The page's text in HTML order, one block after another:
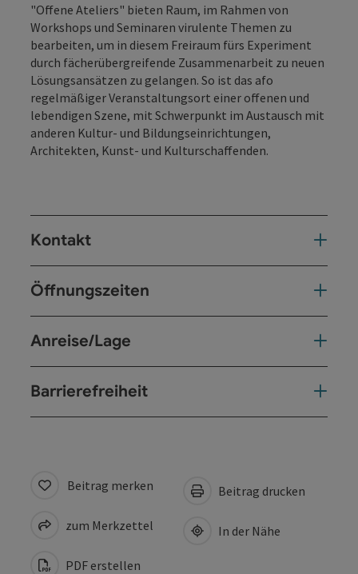
"Offene Ateliers" bieten Raum, im Rahmen von
Workshops und Seminaren virulente Themen zu
bearbeiten, um in diesem Freiraum fürs Experiment
durch fächerübergreifende Zusammenarbeit zu neuen
Lösungsansätzen zu gelangen. So ist das afo
regelmäßiger Veranstaltungsort einer offenen und
lebendigen Szene, mit Schwerpunkt im Austausch mit
anderen Kultur- und Bildungseinrichtungen,
Architekten, Kunst- und Kulturschaffenden.
Kontakt
Öffnungszeiten
Anreise/Lage
Barrierefreiheit
Beitrag merken
zum Merkzettel
PDF erstellen
Beitrag drucken
In der Nähe